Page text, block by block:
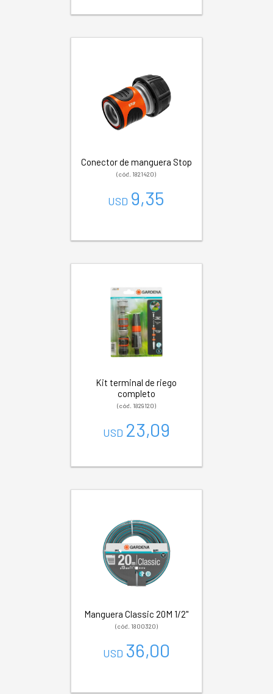
Conector de manguera Stop
(cód. 1821420)
USD 9,35
Kit terminal de riego
completo
(cód. 1829120)
USD 23,09
Manguera Classic 20M 1/2"
(cód. 1800320)
USD 36,00